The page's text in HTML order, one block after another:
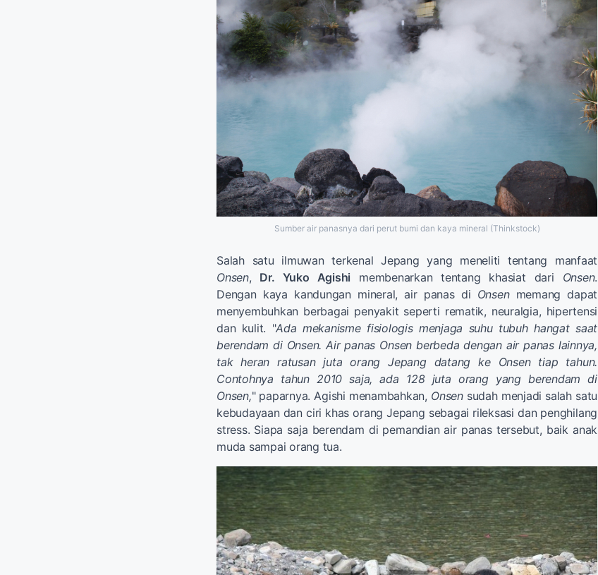
Sumber air panasnya dari perut bumi dan kaya mineral (Thinkstock)
Salah satu ilmuwan terkenal Jepang yang meneliti tentang manfaat
Onsen, Dr. Yuko Agishi membenarkan tentang khasiat dari Onsen.
Dengan kaya kandungan mineral, air panas di Onsenmemang dapat
menyembuhkan berbagai penyakit seperti rematik, neuralgia, hipertensi
dan kulit. "Ada mekanisme fisiologis menjaga suhu tubuh hangat saat
berendam di Onsen. Air panas Onsen berbeda dengan air panas lainnya,
tak heran ratusan juta orang Jepang datang ke Onsen tiap tahun.
Contohnya tahun 2010 saja, ada 128 juta orang yang berendam di
Onsen," paparnya. Agishi menambahkan, Onsensudah menjadi salah satu
kebudayaan dan ciri khas orang Jepang sebagai rileksasi dan penghilang
stress. Siapa saja berendam di pemandian air panas tersebut, baik anak
muda sampai orang tua.